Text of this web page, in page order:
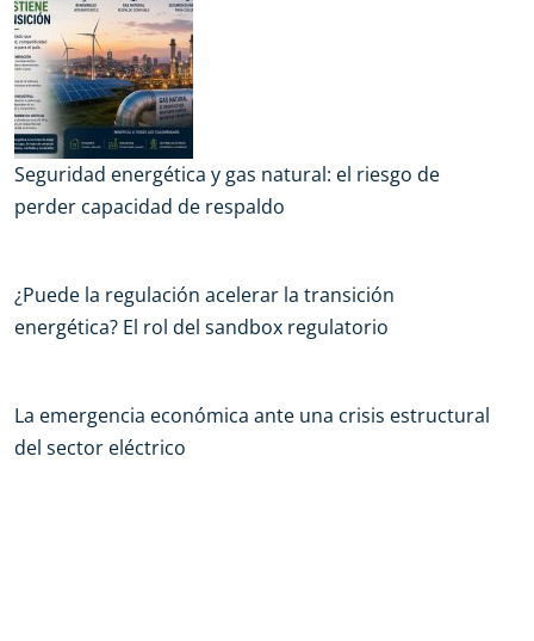
Seguridad energética y gas natural: el riesgo de
perder capacidad de respaldo
¿Puede la regulación acelerar la transición
energética? El rol del sandbox regulatorio
La emergencia económica ante una crisis estructural
del sector eléctrico